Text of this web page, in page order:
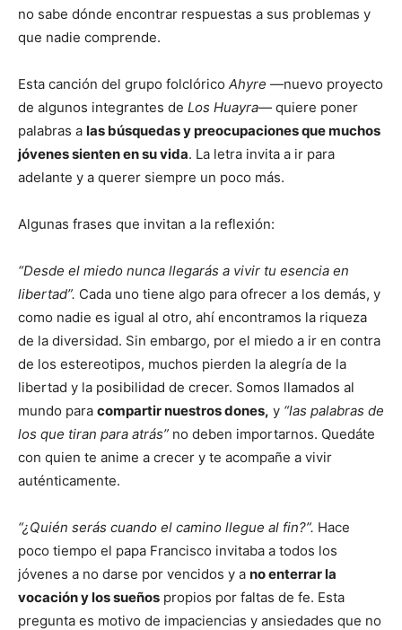
no sabe dónde encontrar respuestas a sus problemas y
que nadie comprende.
Esta canción del grupo folclórico Ahyre —nuevo proyecto
de algunos integrantes de Los Huayra— quiere poner
palabras a las búsquedas y preocupaciones que muchos
jóvenes sienten en su vida. La letra invita a ir para
adelante y a querer siempre un poco más.
Algunas frases que invitan a la reflexión:
“Desde el miedo nunca llegarás a vivir tu esencia en
libertad”. Cada uno tiene algo para ofrecer a los demás, y
como nadie es igual al otro, ahí encontramos la riqueza
de la diversidad. Sin embargo, por el miedo a ir en contra
de los estereotipos, muchos pierden la alegría de la
libertad y la posibilidad de crecer. Somos llamados al
mundo para compartir nuestros dones, y “las palabras de
los que tiran para atrás” no deben importarnos. Quedáte
con quien te anime a crecer y te acompañe a vivir
auténticamente.
“¿Quién serás cuando el camino llegue al fin?”. Hace
poco tiempo el papa Francisco invitaba a todos los
jóvenes a no darse por vencidos y a no enterrar la
vocación y los sueños propios por faltas de fe. Esta
pregunta es motivo de impaciencias y ansiedades que no